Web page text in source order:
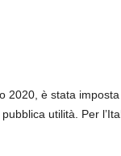
2020, è stata
utilità. Per